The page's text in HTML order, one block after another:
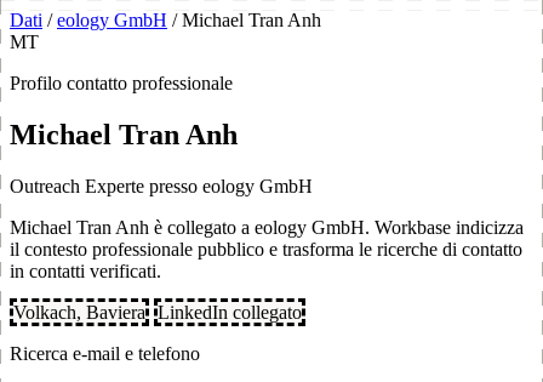
Dati / eology GmbH / Michael Tran Anh
MT
Profilo contatto professionale
Michael Tran Anh
Outreach Experte presso eology GmbH
Michael Tran Anh è collegato a eology GmbH. Workbase indicizza
il contesto professionale pubblico e trasforma le ricerche di contatto
in contatti verificati.
Volkach, Baviera
LinkedIn collegato
Ricerca e-mail e telefono